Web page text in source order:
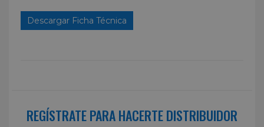
Descargar Ficha Técnica
REGÍSTRATE PARA HACERTE DISTRIBUIDOR